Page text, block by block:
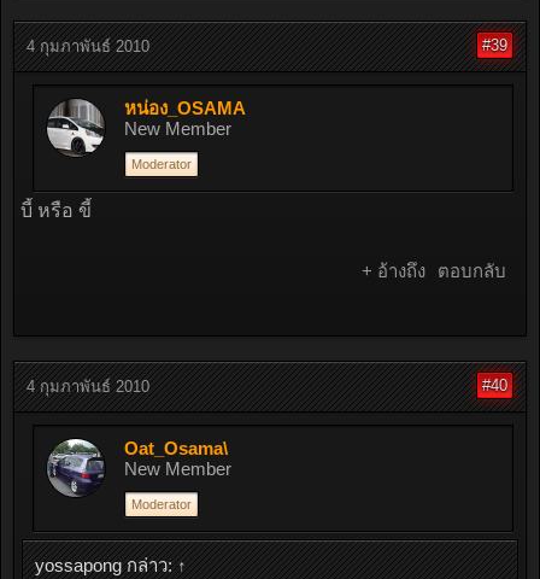
4 กุมภาพันธ์ 2010 #39
หน่อง_OSAMA
New Member
Moderator
บี้ หรือ ขี้
+ อ้างถึง ตอบกลับ
4 กุมภาพันธ์ 2010 #40
Oat_Osama\
New Member
Moderator
yossapong กล่าว: ↑